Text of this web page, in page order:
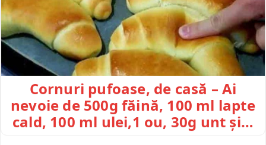
Cornuri pufoase, de casă – Ai
nevoie de 500g făină, 100 ml lapte
cald, 100 ml ulei,1 ou, 30g unt și…